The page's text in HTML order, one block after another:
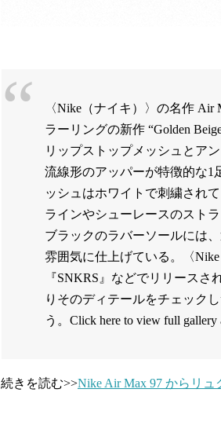
〈Nike（ナイキ）〉の名作
ラーリングの新作 “Golden
リップストップメッシュとア
流線形のアッパーが特徴的な1
ッシュはホワイトで刺繍され
ラインやシューレースのスト
ブラックのラバーソールには
雰囲気に仕上げている。〈Nike
『SNKRS』などでリリース
りそのディテールをチェック
う。Click here to view full gallery
続きを読む>>Nike Air Max 97 からリュ